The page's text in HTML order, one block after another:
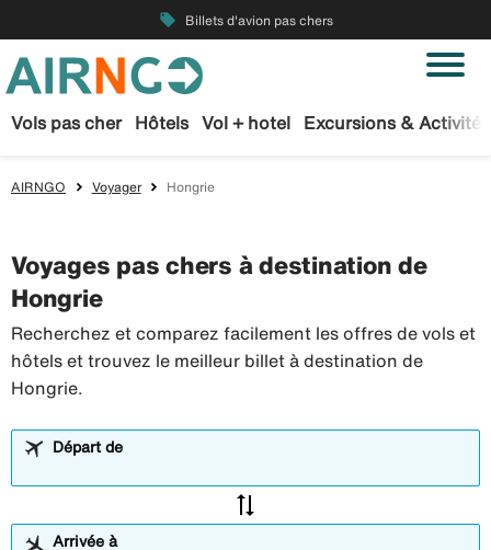
local_offer Billets d'avion pas chers
Vols pas cher Hôtels Vol + hotel Excursions & Activités
AIRNGO Voyager Hongrie
Voyages pas chers à destination de
Hongrie
Recherchez et comparez facilement les offres de vols et
hôtels et trouvez le meilleur billet à destination de
Hongrie.
Départ de
sync_alt
Arrivée à